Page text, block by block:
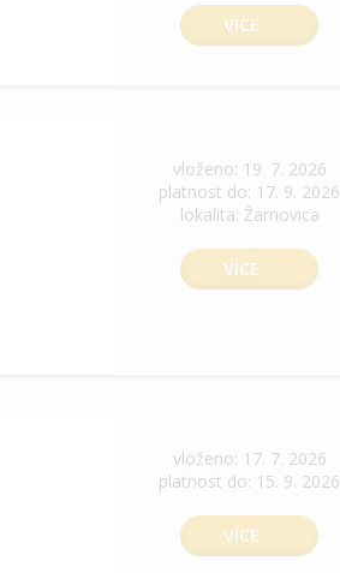
VÍCE
vloženo: 19. 7. 2026
platnost do: 17. 9. 2026
lokalita: Žarnovica
VÍCE
vloženo: 17. 7. 2026
platnost do: 15. 9. 2026
VÍCE